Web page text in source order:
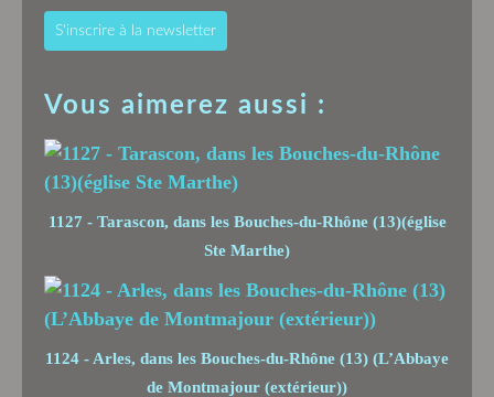
S'inscrire à la newsletter
Vous aimerez aussi :
1127 - Tarascon, dans les Bouches-du-Rhône (13)(église
Ste Marthe)
1124 - Arles, dans les Bouches-du-Rhône (13) (L’Abbaye
de Montmajour (extérieur))